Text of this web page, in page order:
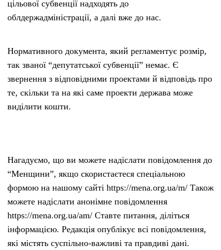
цільової субвенції надходять до
облдержадміністрації, а далі вже до нас.
Нормативного документа, який регламентує розмір,
так званої “депутатської субвенції” немає. Є
звернення з відповідними проектами й відповідь про
те, скільки та на які саме проекти держава може
виділити кошти.
Нагадуємо, що ви можете надіслати повідомлення до
“Менщини”, якщо скористаєтеся спеціальною
формою на нашому сайті https://mena.org.ua/m/ Також
можете надіслати анонімне повідомлення
https://mena.org.ua/am/ Ставте питання, діліться
інформацією. Редакція опублікує всі повідомлення,
які містять суспільно-важливі та правдиві дані.